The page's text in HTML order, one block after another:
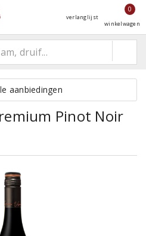
verlanglijst
0
winkelwagen
aanbiedingen
Pinot Noir